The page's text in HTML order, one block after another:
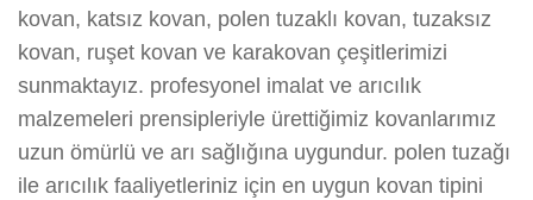
kovan, katsız kovan, polen tuzaklı kovan, tuzaksız
kovan, ruşet kovan ve karakovan çeşitlerimizi
sunmaktayız. profesyonel imalat ve arıcılık
malzemeleri prensipleriyle ürettiğimiz kovanlarımız
uzun ömürlü ve arı sağlığına uygundur. polen tuzağı
ile arıcılık faaliyetleriniz için en uygun kovan tipini